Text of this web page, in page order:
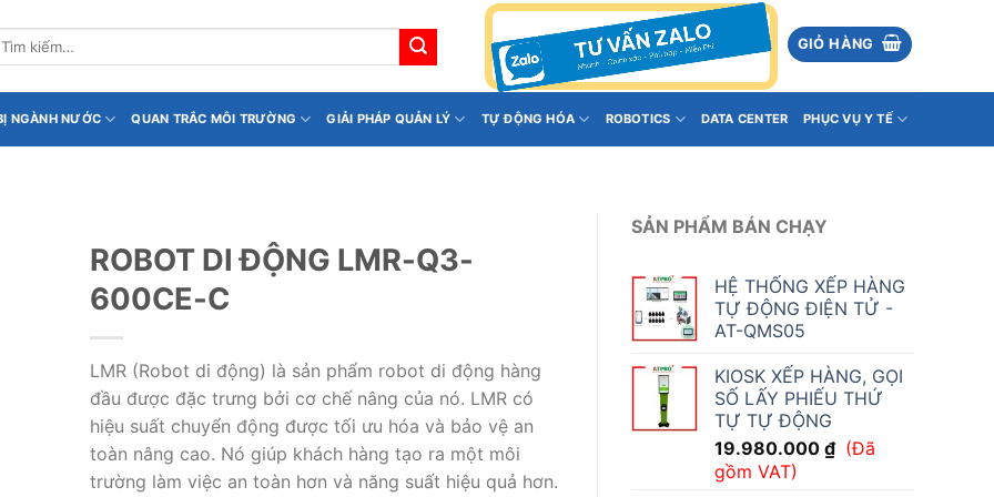
GIỎ HÀNG
NGÀNH NƯỚC QUAN TRẮC MÔI TRƯỜNG GIẢI PHÁP QUẢN LÝ TỰ ĐỘNG HÓA ROBOTICS DATA CENTER PHỤC VỤ Y TẾ
SẢN PHẨM BÁN CHẠY
HỆ THỐNG XẾP HÀNG
TỰ ĐỘNG ĐIỆN TỬ -
AT-QMS05
KIOSK XẾP HÀNG, GỌI
SỐ LẤY PHIẾU THỨ
TỰ TỰ ĐỘNG
19.980.000 ₫ (Đã
gồm VAT)
ROBOT DI ĐỘNG LMR-Q3-
600CE-C
LMR (Robot di động) là sản phẩm robot di động hàng
đầu được đặc trưng bởi cơ chế nâng của nó. LMR có
hiệu suất chuyển động được tối ưu hóa và bảo vệ an
toàn nâng cao. Nó giúp khách hàng tạo ra một môi
trường làm việc an toàn hơn và năng suất hiệu quả hơn.